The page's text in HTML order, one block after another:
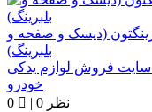
لیفان 620 موتور 1800هرینگتون (دیسک و صفحه و
بلبرینگ)
فروش لوازم یدکی
خودرو
0
| 0 نظر